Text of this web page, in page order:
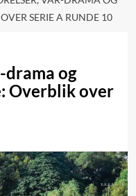
SERIE A RUNDE 10
drama og
Overblik over